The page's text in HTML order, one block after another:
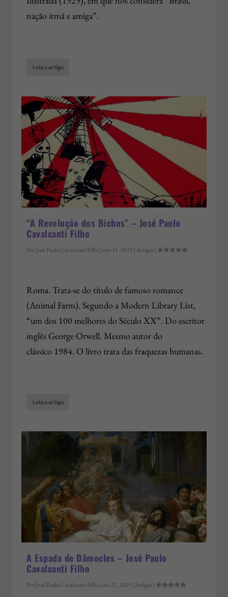
nação irmã e amiga”.
Leia o artigo
“A Revolução dos Bichos” – José Paulo
Cavalcanti Filho
PorJosé Paulo Cavalcanti Filho|out 11, 2019| Artigos |
Roma. Trata-se do título de famoso romance
(Animal Farm). Segundo a Modern Library List,
“um dos 100 melhores do Século XX”. Do escritor
inglês George Orwell. Mesmo autor do
clássico 1984. O livro trata das fraquezas humanas.
Leia o artigo
A Espada de Dâmocles – José Paulo
Cavalcanti Filho
PorJosé Paulo Cavalcanti Filho| set 27, 2019| Artigos |